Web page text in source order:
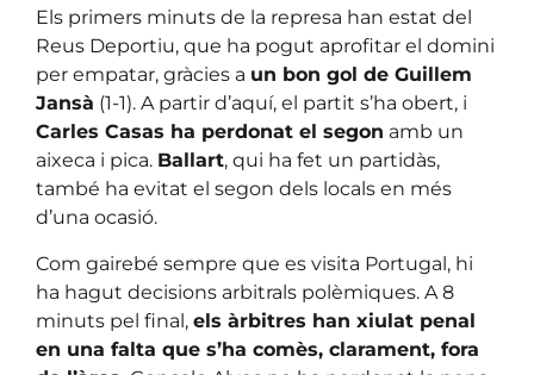
Els primers minuts de la represa han estat del
Reus Deportiu, que ha pogut aprofitar el domini
per empatar, gràcies a un bon gol de Guillem
Jansà (1-1). A partir d’aquí, el partit s’ha obert, i
Carles Casas ha perdonat el segon amb un
aixeca i pica. Ballart, qui ha fet un partidàs,
també ha evitat el segon dels locals en més
d’una ocasió.
Com gairebé sempre que es visita Portugal, hi
ha hagut decisions arbitrals polèmiques. A 8
minuts pel final, els àrbitres han xiulat penal
en una falta que s’ha comès, clarament, fora